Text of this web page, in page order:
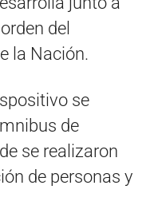
del
la Nación.
se
de
se realizaron
de personas y